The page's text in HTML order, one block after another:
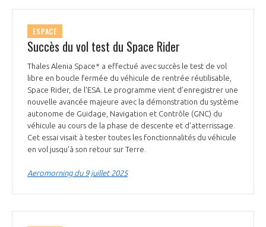
ESPACE
Succès du vol test du Space Rider
Thales Alenia Space* a effectué avec succès le test de vol
libre en boucle fermée du véhicule de rentrée réutilisable,
Space Rider, de l’ESA. Le programme vient d’enregistrer une
nouvelle avancée majeure avec la démonstration du système
autonome de Guidage, Navigation et Contrôle (GNC) du
véhicule au cours de la phase de descente et d’atterrissage.
Cet essai visait à tester toutes les fonctionnalités du véhicule
en vol jusqu’à son retour sur Terre.
Aeromorning du 9 juillet 2025